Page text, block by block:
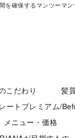
を確保するマンツーマ
こだわり 髪
ートプレミアム/
メニュー・価格
お悩み解